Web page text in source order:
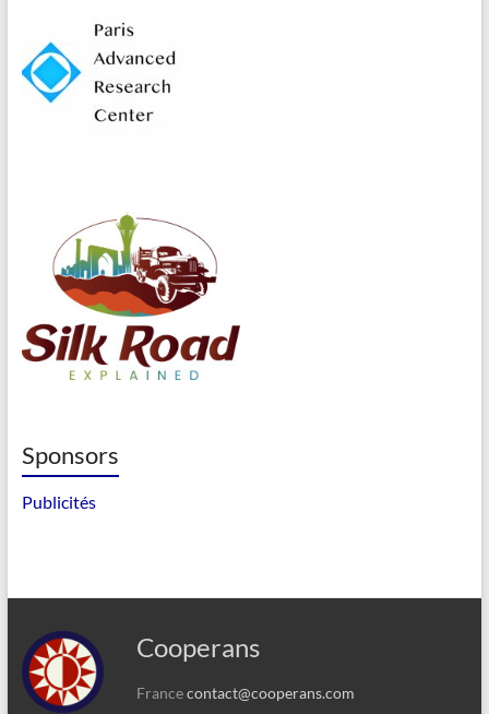
Sponsors
Publicités
Cooperans
Francecontact@cooperans.com